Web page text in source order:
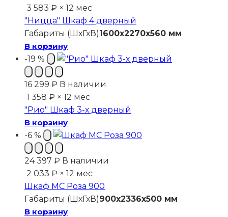
3 583 ₽ × 12 мес
"Ницца" Шкаф 4 дверный
Габариты (ШхГхВ)1600x2270x560 мм
В корзину
-19 %
16 299 ₽ В наличии
1 358 ₽ × 12 мес
"Рио" Шкаф 3-х дверный
В корзину
-6 %
24 397 ₽ В наличии
2 033 ₽ × 12 мес
Шкаф МС Роза 900
Габариты (ШхГхВ)900x2336x500 мм
В корзину